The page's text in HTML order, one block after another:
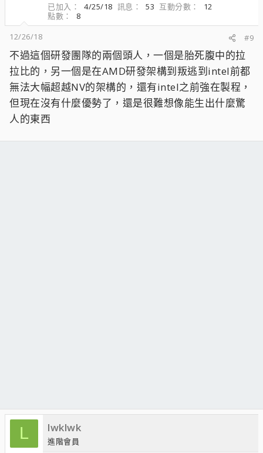
已加入
4/25/18 訊息 53 互動分數
12
點數
8
12/26/18
#9
不過這個研發團隊的兩個頭人，一個是胎死腹中的拉
拉比的，另一個是在AMD研發架構到叛逃到intel前都
無法大幅超越NV的架構的，還有intel之前強在製程，
但現在沒有什麼優勢了，還是很難想像能生出什麼驚
人的東西
L lwklwk
進階會員